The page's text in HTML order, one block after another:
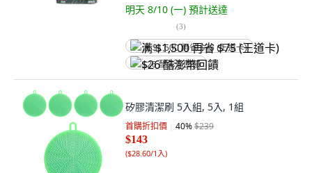
明天 8/10 (一) 預計送達
(3)
满 $1,500 再省 $75 (王道卡)
$26 酷澎幣回饋
矽膠清潔刷 5入組, 5入, 1組
首購折扣價 40%$239
$143
($28.60/1入)